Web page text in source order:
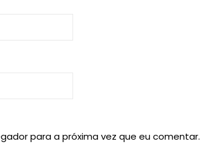
para a próxima vez que eu comentar.